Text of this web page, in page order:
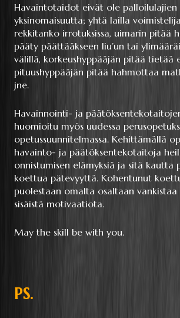
Havaintotaidot eivät ole palloilulajien
yksinomaisuutta; yhtä lailla
rekkitanko irrotuksissa, uimarin pitää
pääty päättääkseen liu’un tai
välillä, korkeushyppääjän pitää tietää
pituushyppääjän pitää hahmottaa
jne.
Havainnointi- ja
huomioitu myös uudessa
opetussuunnitelmassa. Kehittämällä
havainto- ja päätöksentekotaitoja
onnistumisen elämyksiä ja sitä kautta
koettua pätevyyttä. Kohentunut
puolestaan omalta osaltaan vankistaa
sisäistä motivaatiota.
May the skill be with you.
PS.